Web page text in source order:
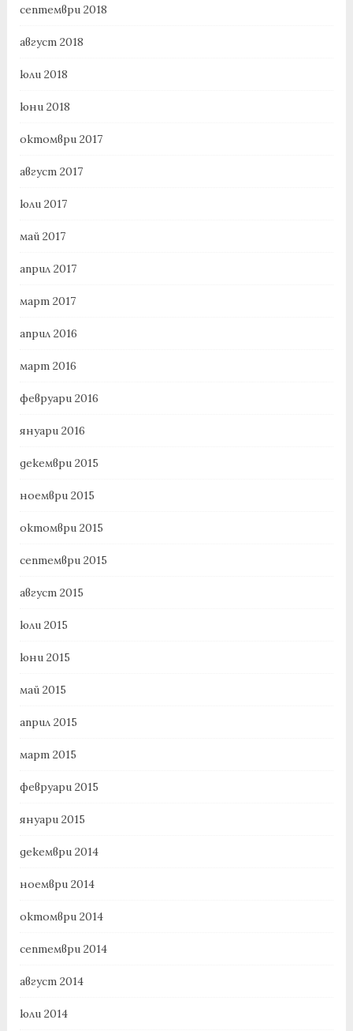
септември 2018
август 2018
юли 2018
юни 2018
октомври 2017
август 2017
юли 2017
май 2017
април 2017
март 2017
април 2016
март 2016
февруари 2016
януари 2016
декември 2015
ноември 2015
октомври 2015
септември 2015
август 2015
юли 2015
юни 2015
май 2015
април 2015
март 2015
февруари 2015
януари 2015
декември 2014
ноември 2014
октомври 2014
септември 2014
август 2014
юли 2014